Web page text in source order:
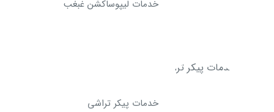
خدمات لیپوساکشن غبغب
خدمات پیکر تراشی